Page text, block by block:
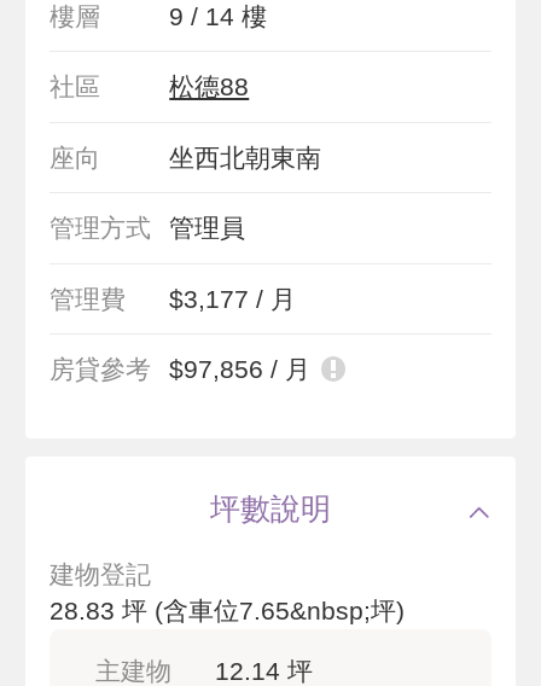
樓層 9 / 14 樓
社區 松德88
座向 坐西北朝東南
管理方式 管理員
管理費 $3,177 / 月
房貸參考 $97,856 / 月
坪數說明
建物登記
28.83 坪 (含車位7.65&nbsp;坪)
主建物
12.14 坪